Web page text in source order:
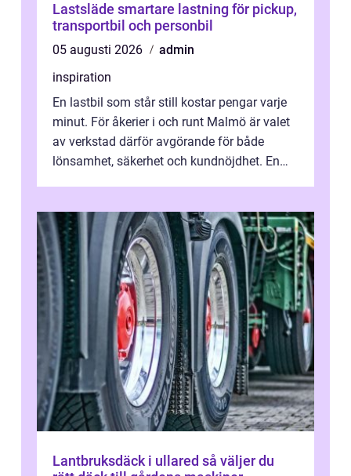
Lastsläde smartare lastning för pickup,
transportbil och personbil
05 augusti 2026
admin
inspiration
En lastbil som står still kostar pengar varje
minut. För åkerier i och runt Malmö är valet
av verkstad därför avgörande för både
lönsamhet, säkerhet och kundnöjdhet. En
Lantbruksdäck i ullared så väljer du